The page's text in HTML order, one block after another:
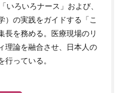
ろいろナース」および、
）の実践をガイドする「こ
長を務める。医療現場のリ
理論を融合させ、日本人の
っている。